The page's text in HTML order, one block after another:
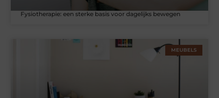
Fysiotherapie: een sterke basis voor dagelijks bewegen
MEUBELS